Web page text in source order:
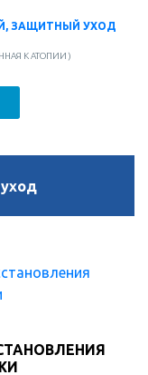
ЗАЩИТНЫЙ УХОД
К АТОПИИ )